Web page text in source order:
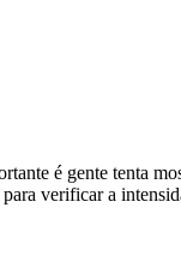
é gente tenta
verificar a